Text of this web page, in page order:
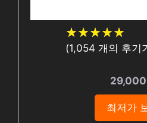
★★★★★
★★★★★
(1,054 개의 후기
29,000
최저가